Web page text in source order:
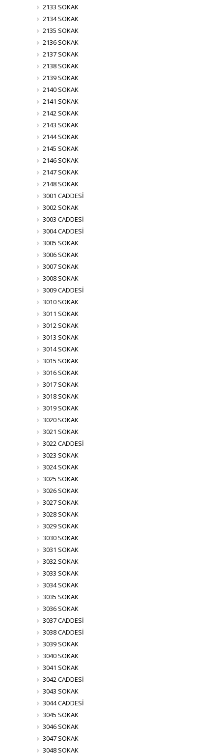
2133 SOKAK
2134 SOKAK
2135 SOKAK
2136 SOKAK
2137 SOKAK
2138 SOKAK
2139 SOKAK
2140 SOKAK
2141 SOKAK
2142 SOKAK
2143 SOKAK
2144 SOKAK
2145 SOKAK
2146 SOKAK
2147 SOKAK
2148 SOKAK
3001 CADDESİ
3002 SOKAK
3003 CADDESİ
3004 CADDESİ
3005 SOKAK
3006 SOKAK
3007 SOKAK
3008 SOKAK
3009 CADDESİ
3010 SOKAK
3011 SOKAK
3012 SOKAK
3013 SOKAK
3014 SOKAK
3015 SOKAK
3016 SOKAK
3017 SOKAK
3018 SOKAK
3019 SOKAK
3020 SOKAK
3021 SOKAK
3022 CADDESİ
3023 SOKAK
3024 SOKAK
3025 SOKAK
3026 SOKAK
3027 SOKAK
3028 SOKAK
3029 SOKAK
3030 SOKAK
3031 SOKAK
3032 SOKAK
3033 SOKAK
3034 SOKAK
3035 SOKAK
3036 SOKAK
3037 CADDESİ
3038 CADDESİ
3039 SOKAK
3040 SOKAK
3041 SOKAK
3042 CADDESİ
3043 SOKAK
3044 CADDESİ
3045 SOKAK
3046 SOKAK
3047 SOKAK
3048 SOKAK